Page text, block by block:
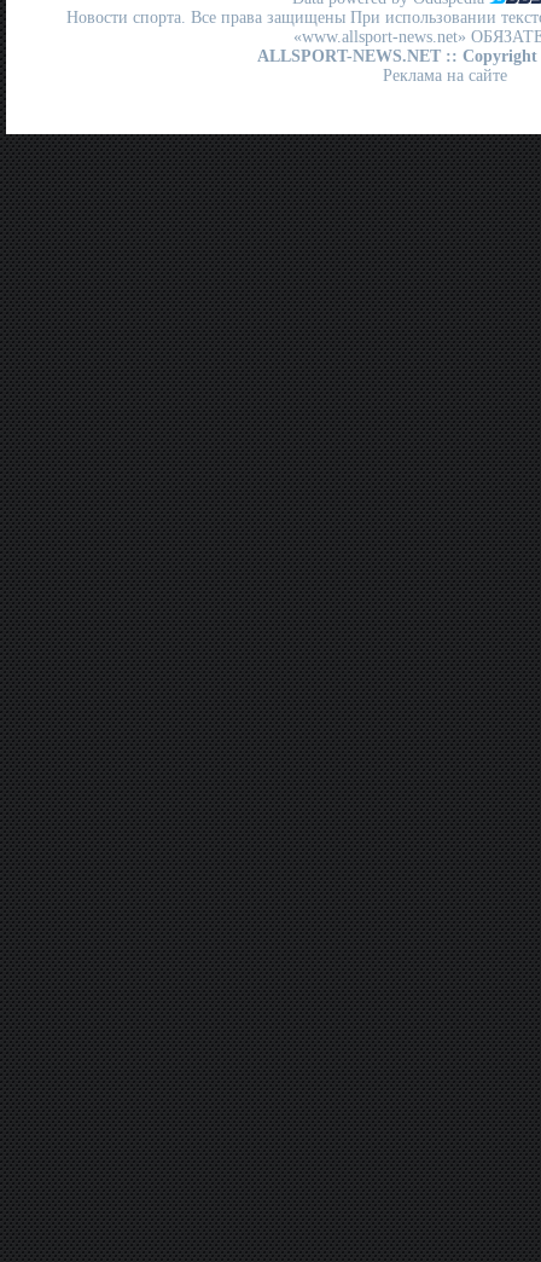
Новости спорта. Все права защищены При использовании
«www.allsport-news.net»
ALLSPORT-NEWS.NET :: Copyright
Реклама на сайте